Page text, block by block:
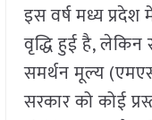
इस वर्ष मध्य प्रदेश
वृद्धि हुई है,
समर्थन मूल्य
सरकार को कोई